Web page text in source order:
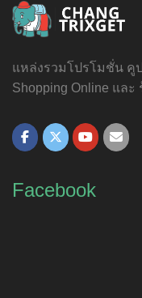
แหล่งรวมโปรโมชั่น คู
Shopping Online และ
Facebook